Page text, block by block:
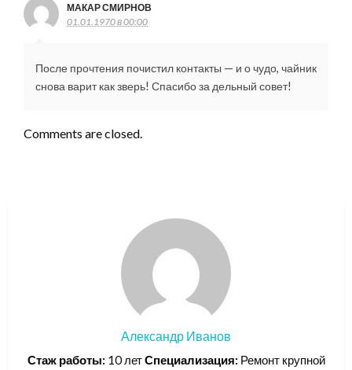
МАКАР СМИРНОВ
01.01.1970 в 00:00
После прочтения почистил контакты — и о чудо, чайник
снова варит как зверь! Спасибо за дельный совет!
Comments are closed.
Александр Иванов
Стаж работы: 10 летСпециализация: Ремонт крупной